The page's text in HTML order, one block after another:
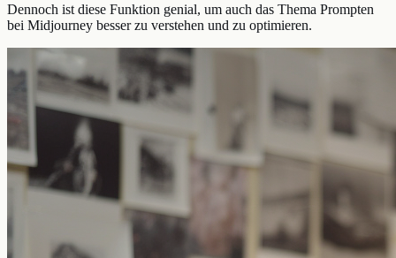
Dennoch ist diese Funktion genial, um auch das Thema Prompten
bei Midjourney besser zu verstehen und zu optimieren.